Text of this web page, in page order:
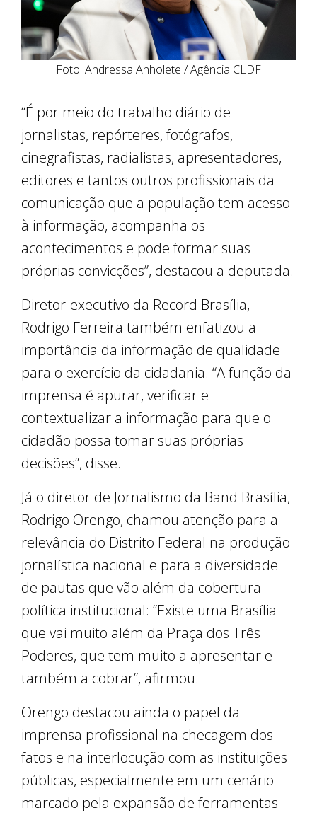
Foto: Andressa Anholete / Agência CLDF
“É por meio do trabalho diário de
jornalistas, repórteres, fotógrafos,
cinegrafistas, radialistas, apresentadores,
editores e tantos outros profissionais da
comunicação que a população tem acesso
à informação, acompanha os
acontecimentos e pode formar suas
próprias convicções”, destacou a deputada.
Diretor-executivo da Record Brasília,
Rodrigo Ferreira também enfatizou a
importância da informação de qualidade
para o exercício da cidadania. “A função da
imprensa é apurar, verificar e
contextualizar a informação para que o
cidadão possa tomar suas próprias
decisões”, disse.
Já o diretor de Jornalismo da Band Brasília,
Rodrigo Orengo, chamou atenção para a
relevância do Distrito Federal na produção
jornalística nacional e para a diversidade
de pautas que vão além da cobertura
política institucional: “Existe uma Brasília
que vai muito além da Praça dos Três
Poderes, que tem muito a apresentar e
também a cobrar”, afirmou.
Orengo destacou ainda o papel da
imprensa profissional na checagem dos
fatos e na interlocução com as instituições
públicas, especialmente em um cenário
marcado pela expansão de ferramentas